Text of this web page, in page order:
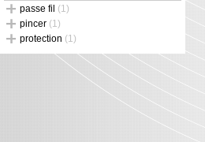
passe fil (1)
pincer (1)
protection (1)